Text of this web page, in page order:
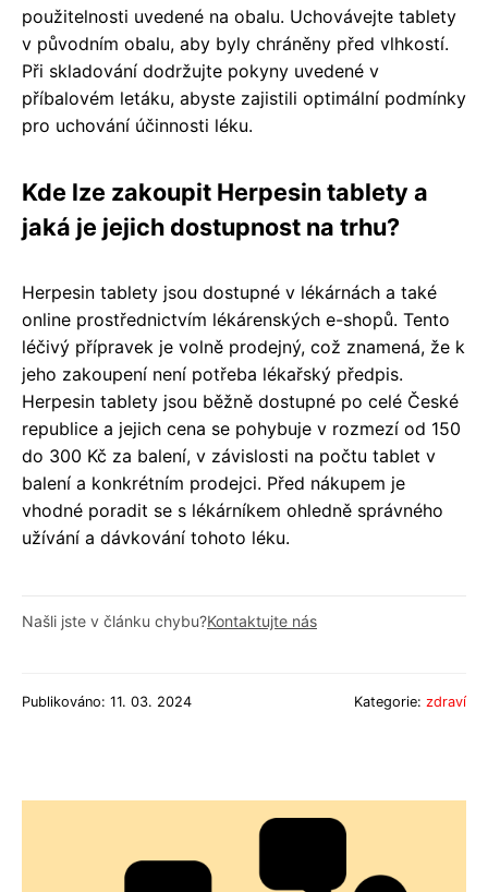
použitelnosti uvedené na obalu. Uchovávejte tablety
v původním obalu, aby byly chráněny před vlhkostí.
Při skladování dodržujte pokyny uvedené v
příbalovém letáku, abyste zajistili optimální podmínky
pro uchování účinnosti léku.
Kde lze zakoupit Herpesin tablety a
jaká je jejich dostupnost na trhu?
Herpesin tablety jsou dostupné v lékárnách a také
online prostřednictvím lékárenských e-shopů. Tento
léčivý přípravek je volně prodejný, což znamená, že k
jeho zakoupení není potřeba lékařský předpis.
Herpesin tablety jsou běžně dostupné po celé České
republice a jejich cena se pohybuje v rozmezí od 150
do 300 Kč za balení, v závislosti na počtu tablet v
balení a konkrétním prodejci. Před nákupem je
vhodné poradit se s lékárníkem ohledně správného
užívání a dávkování tohoto léku.
Našli jste v článku chybu?Kontaktujte nás
Publikováno: 11. 03. 2024 Kategorie: zdraví